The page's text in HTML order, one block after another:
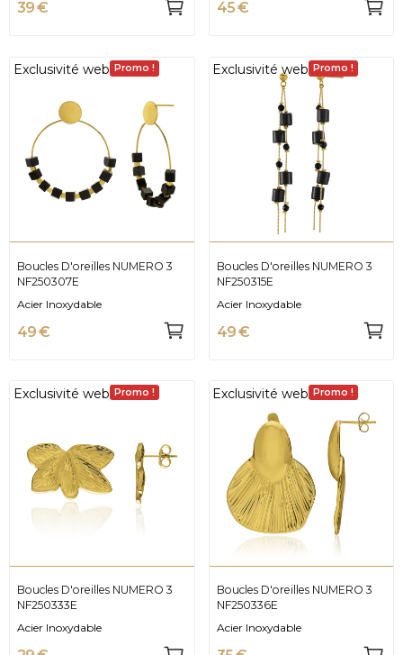
39 € 45 €
Exclusivité web Promo !
Boucles D'oreilles NUMERO 3
NF250307E
Acier Inoxydable
49 €
Exclusivité web Promo !
Boucles D'oreilles NUMERO 3
NF250315E
Acier Inoxydable
49 €
Exclusivité web Promo !
Boucles D'oreilles NUMERO 3
NF250333E
Acier Inoxydable
Exclusivité web Promo !
Boucles D'oreilles NUMERO 3
NF250336E
Acier Inoxydable